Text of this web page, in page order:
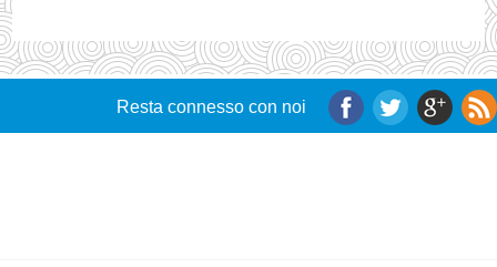
Resta connesso con noi